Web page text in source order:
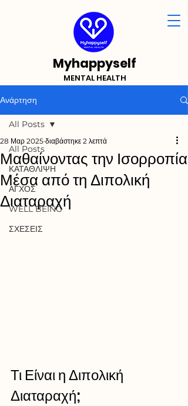
Myhappyself
MENTAL HEALTH
Ανάρτηση
All Posts
ΚΑΤΑΘΛΙΨΗ
ΑΓΧΟΣ
WELL BEING
ΣΧΕΣΕΙΣ
All Posts
Μαθαίνοντας την Ισορροπία
Μέσα από τη Διπολική
Διαταραχή
28 Μαρ 2025 διαβάστηκε 2 λεπτά
Τι Είναι η Διπολική
Διαταραχή;